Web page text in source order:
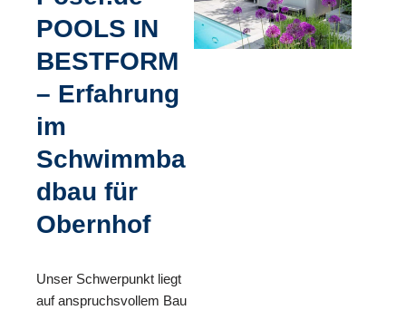
POOLS IN
BESTFORM
– Erfahrung
im
Schwimmba
dbau für
Obernhof
Unser Schwerpunkt liegt
auf anspruchsvollem Bau